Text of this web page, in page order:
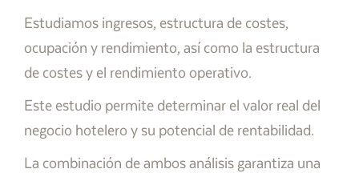
Estudiamos ingresos, estructura de costes,
ocupación y rendimiento, así como la estructura
de costes y el rendimiento operativo.
Este estudio permite determinar el valor real del
negocio hotelero y su potencial de rentabilidad.
La combinación de ambos análisis garantiza una